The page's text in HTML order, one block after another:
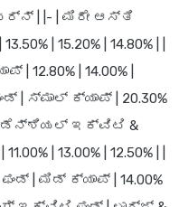
| |- | ಮಿರೇ ಆಸ್ತಿ
| 15.20% | 14.80% | |
| 14.00% |
| ಸ್ಮಾಲ್ ಕ್ಯಾಪ್ | 20.30%
ಇಕ್ವಿಟಿ &
| 13.00% | 12.50% | |
| ಮಿಡ್ ಕ್ಯಾಪ್ | 14.00%